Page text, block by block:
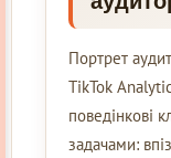
Портрет
TikTok
поведінкові
задачами: